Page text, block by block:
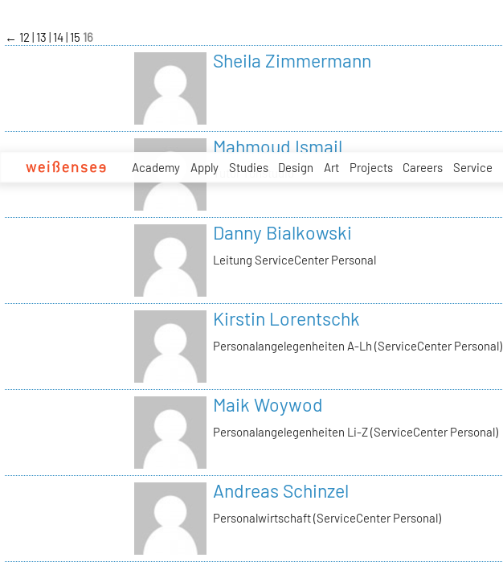
Academy Apply Studies Design Art Projects Careers Service
← 12 13 14 15 16
Sheila Zimmermann
Mahmoud Ismail
Tutor Tonstudio
Danny Bialkowski
Leitung ServiceCenter Personal
Kirstin Lorentschk
Personalangelegenheiten A-Lh (ServiceCenter Personal)
Maik Woywod
Personalangelegenheiten Li-Z (ServiceCenter Personal)
Andreas Schinzel
Personalwirtschaft (ServiceCenter Personal)